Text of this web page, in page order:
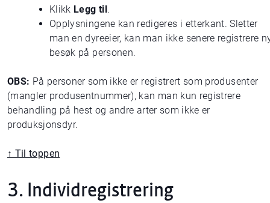
Klikk Legg til.
Opplysningene kan redigeres i etterkant. Sletter
man en dyreeier, kan man ikke senere registrere
besøk på personen.
OBS: På personer som ikke er registrert som produsenter
(mangler produsentnummer), kan man kun registrere
behandling på hest og andre arter som ikke er
produksjonsdyr.
↑ Til toppen
3. Individregistrering